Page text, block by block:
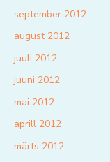
september 2012
august 2012
juuli 2012
juuni 2012
mai 2012
aprill 2012
märts 2012